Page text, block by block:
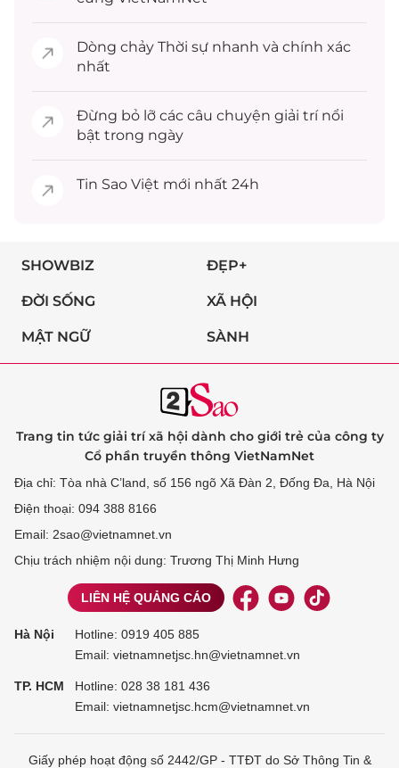
Dòng chảy Thời sự nhanh và chính xác
nhất
Đừng bỏ lỡ các câu chuyện giải trínổi
bật trong ngày
Tin Sao Việt mới nhất 24h
SHOWBIZ ĐẸP+
ĐỜI SỐNG XÃ HỘI
MẬT NGỮ SÀNH
Trang tin tức giải trí xã hội dành cho giới trẻ của công ty
Cổ phần truyền thông VietNamNet
Địa chỉ: Tòa nhà C’land, số 156 ngõ Xã Đàn 2, Đống Đa, Hà Nội
Điện thoại: 094 388 8166
Email: 2sao@vietnamnet.vn
Chịu trách nhiệm nội dung: Trương Thị Minh Hưng
LIÊN HỆ QUẢNG CÁO
Hà Nội Hotline: 0919 405 885
Email: vietnamnetjsc.hn@vietnamnet.vn
TP. HCM Hotline: 028 38 181 436
Email: vietnamnetjsc.hcm@vietnamnet.vn
Giấy phép hoạt động số 2442/GP - TTĐT do Sở Thông Tin &